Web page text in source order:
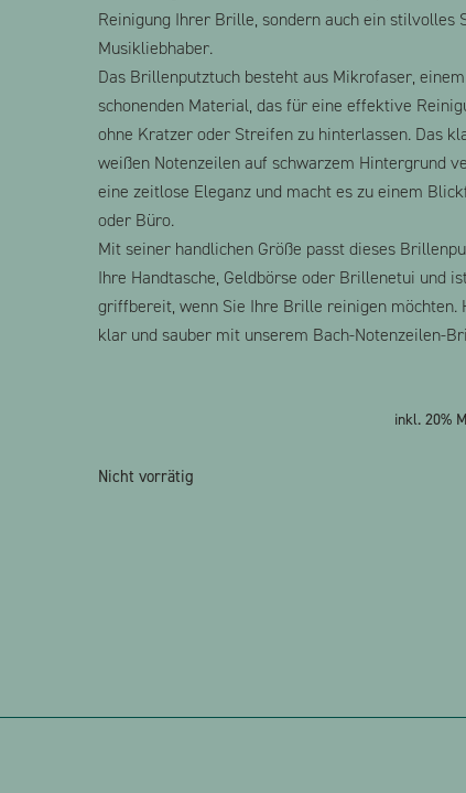
Reinigung Ihrer Brille, sondern auch ein stilvolles
Musikliebhaber.
Das Brillenputztuch besteht aus Mikrofaser,
schonenden Material, das für eine effektive
ohne Kratzer oder Streifen zu hinterlassen. Das
weißen Notenzeilen auf schwarzem Hintergrund
eine zeitlose Eleganz und macht es zu einem
oder Büro.
Mit seiner handlichen Größe passt dieses
Ihre Handtasche, Geldbörse oder Brillenetui und
griffbereit, wenn Sie Ihre Brille reinigen möchten.
klar und sauber mit unserem Bach-Notenzeilen-
inkl. 20%
Nicht vorrätig